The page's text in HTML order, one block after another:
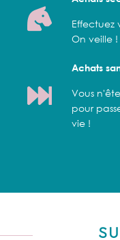
Effectuez
On veille !
Achats
Vous
pour
vie !